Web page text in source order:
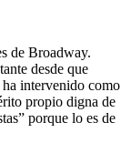
de Broadway.
desde que
ha intervenido como
propio digna de
porque lo es de